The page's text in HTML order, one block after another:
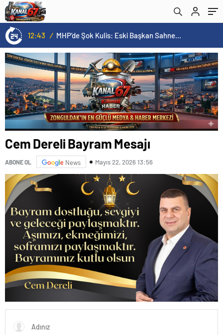
12:43 / MHP’de Şok Kulis: Eski Başkan Sahnede! Korkmaz Yol Vermiyor
Cem Dereli Bayram Mesajı
ABONE OL News Mayıs 22, 2026 13:56